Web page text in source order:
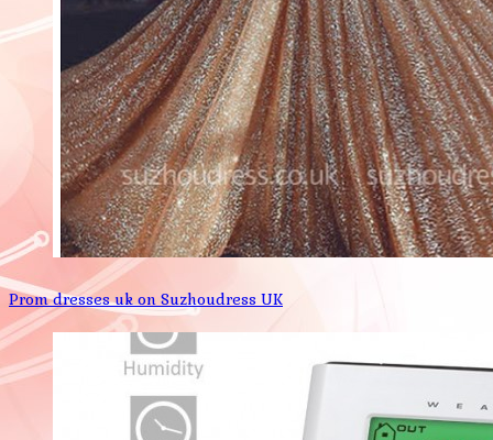
Prom dresses uk on Suzhoudress UK